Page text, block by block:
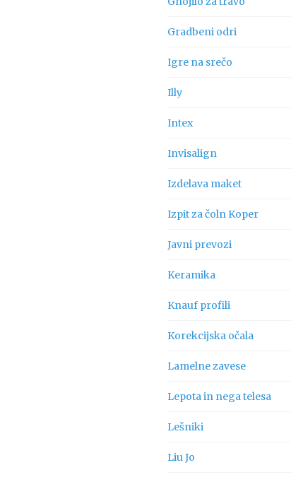
Gradbeni odri
Igre na srečo
Illy
Intex
Invisalign
Izdelava maket
Izpit za čoln Koper
Javni prevozi
Keramika
Knauf profili
Korekcijska očala
Lamelne zavese
Lepota in nega telesa
Lešniki
Liu Jo